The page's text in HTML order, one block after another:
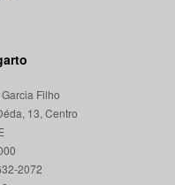
Filho
13, Centro